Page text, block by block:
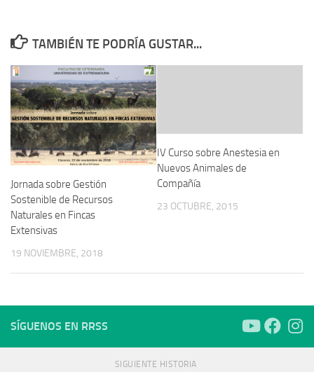
TAMBIÉN TE PODRÍA GUSTAR...
Jornada sobre Gestión
Sostenible de Recursos
Naturales en Fincas
Extensivas
19 NOVIEMBRE, 2018
IV Curso sobre Anestesia en
Nuevos Animales de
Compañía
23 OCTUBRE, 2015
SÍGUENOS EN RRSS
SIGUIENTE HISTORIA